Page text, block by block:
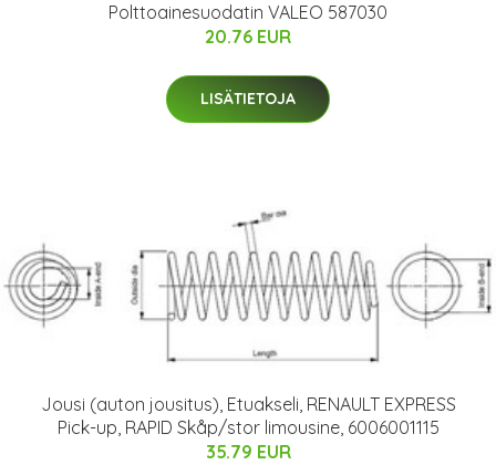
Polttoainesuodatin VALEO 587030
20.76 EUR
LISÄTIETOJA
Jousi (auton jousitus), Etuakseli, RENAULT EXPRESS
Pick-up, RAPID Skåp/stor limousine, 6006001115
35.79 EUR